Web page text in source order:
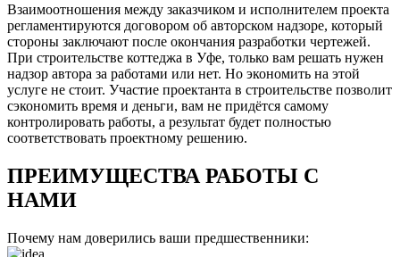
Взаимоотношения между заказчиком и исполнителем проекта
регламентируются договором об авторском надзоре, который
стороны заключают после окончания разработки чертежей.
При строительстве коттеджа в Уфе, только вам решать нужен
надзор автора за работами или нет. Но экономить на этой
услуге не стоит. Участие проектанта в строительстве позволит
сэкономить время и деньги, вам не придётся самому
контролировать работы, а результат будет полностью
соответствовать проектному решению.
ПРЕИМУЩЕСТВА РАБОТЫ С
НАМИ
Почему нам доверились ваши предшественники: